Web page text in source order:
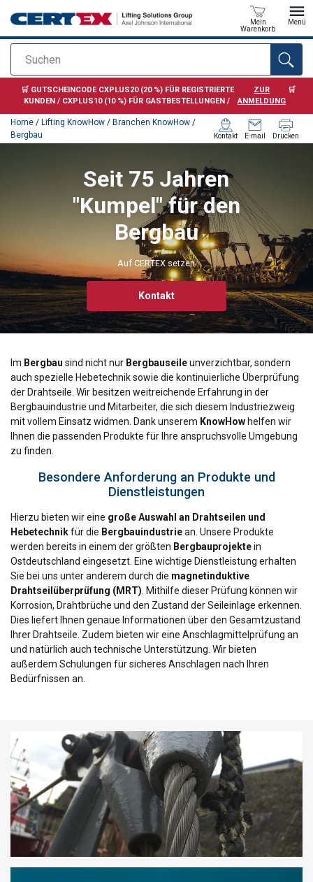
Suchen
Mein
Warenkorb
Menü
Anfragen
🛒 GUTSCHEINCODE CXPLUS20 (20 %) FÜR REGISTRIERTE
KUNDEN / CXPLUS10 (10 %) FÜR GASTBESTELLUNGEN /
ZUR
ANMELDUNG
🛒
Home / Lifting KnowHow / Branchen KnowHow /
Bergbau
Kontakt E-mail Drucken
Seit 75 Jahren
"Kumpel" für den
Bergbau
Auf CERTEX setzen
Kontakt
Im Bergbau sind nicht nur Bergbauseileunverzichtbar, sondern
auch spezielle Hebetechnik sowie die kontinuierliche Überprüfung
der Drahtseile. Wir besitzen weitreichende Erfahrung in der
Bergbauindustrie und Mitarbeiter, die sich diesem Industriezweig
mit vollem Einsatz widmen. Dank unserem KnowHow helfen wir
Ihnen die passenden Produkte für Ihre anspruchsvolle Umgebung
zu finden.
Besondere Anforderung an Produkte und
Dienstleistungen
Hierzu bieten wir eine große Auswahl an Drahtseilen und
Hebetechnikfür die Bergbauindustriean. Unsere Produkte
werden bereits in einem der größten Bergbauprojektein
Ostdeutschland eingesetzt. Eine wichtige Dienstleistung erhalten
Sie bei uns unter anderem durch die magnetinduktive
Drahtseilüberprüfung (MRT) . Mithilfe dieser Prüfung können wir
Korrosion, Drahtbrüche und den Zustand der Seileinlage erkennen.
Dies liefert Ihnen genaue Informationen über den Gesamtzustand
Ihrer Drahtseile. Zudem bieten wir eine Anschlagmittelprüfung an
und natürlich auch technische Unterstützung. Wir bieten
außerdem Schulungen für sicheres Anschlagen nach Ihren
Bedürfnissen an.
GERMAN
ENGLISH TRANSLATION
Diese Webseite verwendet
Cookies.
Wir verwenden Cookies, um Inhalte und
Anzeigen zu personalisieren und unseren
Datenverkehr zu analysieren. Wir geben
Informationen über Ihre Nutzung unserer